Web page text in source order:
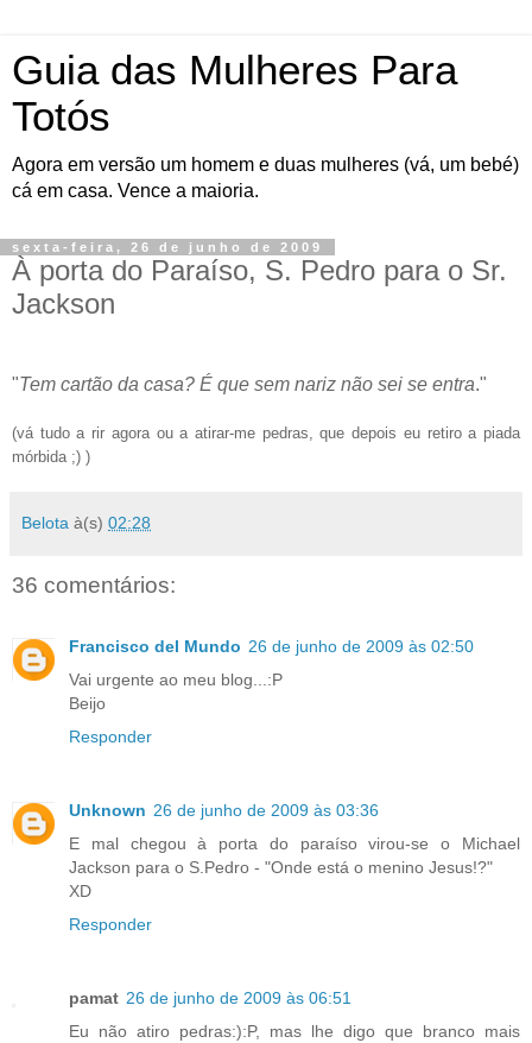
Guia das Mulheres Para
Totós
Agora em versão um homem e duas mulheres (vá, um bebé)
cá em casa. Vence a maioria.
sexta-feira, 26 de junho de 2009
À porta do Paraíso, S. Pedro para o Sr.
Jackson
"Tem cartão da casa? É que sem nariz não sei se entra."
(vá tudo a rir agora ou a atirar-me pedras, que depois eu retiro a piada
mórbida ;) )
Belota à(s) 02:28
36 comentários:
Francisco del Mundo 26 de junho de 2009 às 02:50
Vai urgente ao meu blog...:P
Beijo
Responder
Unknown 26 de junho de 2009 às 03:36
E mal chegou à porta do paraíso virou-se o Michael
Jackson para o S.Pedro - "Onde está o menino Jesus!?"
XD
Responder
pamat 26 de junho de 2009 às 06:51
Eu não atiro pedras:):P, mas lhe digo que branco mais